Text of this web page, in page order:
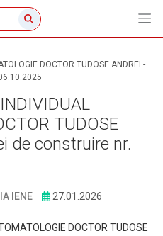
DOCTOR TUDOSE ANDREI -
TUDOSE
de construire nr.
IENE 27.01.2026
DOCTOR TUDOSE